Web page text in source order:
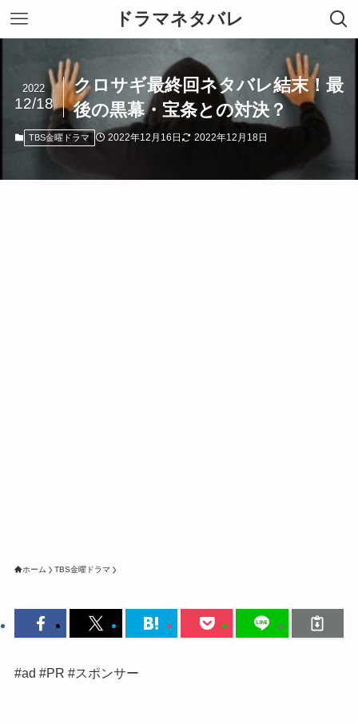
ドラマネタバレ
クロサギ最終回ネタバレ結末！最
後の黒幕・宝条との対決？
2022
12/18
TBS金曜ドラマ 2022年12月16日 2022年12月18日
ホーム TBS金曜ドラマ
#ad #PR #スポンサー